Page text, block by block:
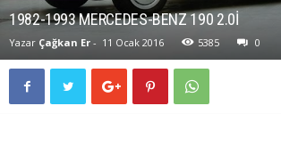
1982-1993 MERCEDES-BENZ 190 2.0I
Yazar Çağkan Er - 11 Ocak 2016 5385 0